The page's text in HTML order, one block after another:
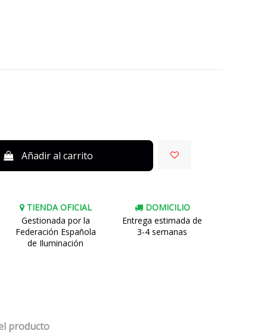
Añadir al carrito
TIENDA OFICIAL
Gestionada por la
Federación Española
de Iluminación
DOMICILIO
Entrega estimada de
3-4 semanas
producto